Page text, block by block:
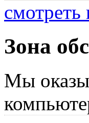
Зона
Мы